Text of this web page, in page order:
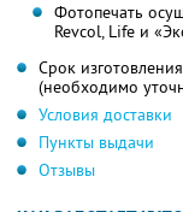
Фотопечать
Revcol, Life и
Срок
(необходимо
Условия доставки
Пункты выдачи
Отзывы